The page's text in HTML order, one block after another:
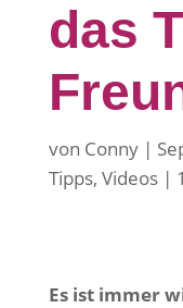
das
von Conny
Tipps, Videos
Es ist immer